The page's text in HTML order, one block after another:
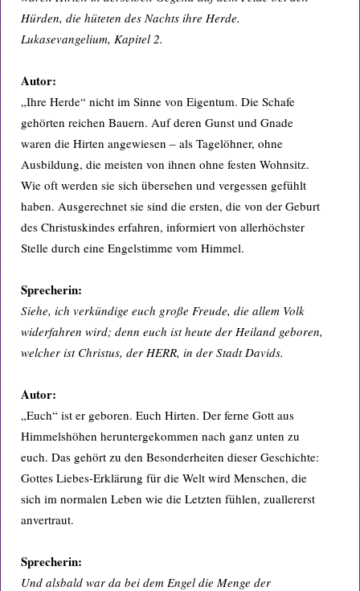
Hürden, die hüteten des Nachts ihre Herde.
Lukasevangelium, Kapitel 2.
Autor:
„Ihre Herde“ nicht im Sinne von Eigentum. Die Schafe
gehörten reichen Bauern. Auf deren Gunst und Gnade
waren die Hirten angewiesen – als Tagelöhner, ohne
Ausbildung, die meisten von ihnen ohne festen Wohnsitz.
Wie oft werden sie sich übersehen und vergessen gefühlt
haben. Ausgerechnet sie sind die ersten, die von der Geburt
des Christuskindes erfahren, informiert von allerhöchster
Stelle durch eine Engelstimme vom Himmel.
Sprecherin:
Siehe, ich verkündige euch große Freude, die allem Volk
widerfahren wird; denn euch ist heute der Heiland geboren,
welcher ist Christus, der HERR, in der Stadt Davids.
Autor:
„Euch“ ist er geboren. Euch Hirten. Der ferne Gott aus
Himmelshöhen heruntergekommen nach ganz unten zu
euch. Das gehört zu den Besonderheiten dieser Geschichte:
Gottes Liebes-Erklärung für die Welt wird Menschen, die
sich im normalen Leben wie die Letzten fühlen, zuallererst
anvertraut.
Sprecherin:
Und alsbald war da bei dem Engel die Menge der